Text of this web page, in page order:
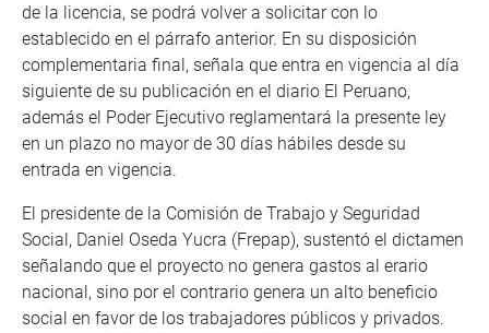
de la licencia, se podrá volver a solicitar con lo
establecido en el párrafo anterior. En su disposición
complementaria final, señala que entra en vigencia al día
siguiente de su publicación en el diario El Peruano,
además el Poder Ejecutivo reglamentará la presente ley
en un plazo no mayor de 30 días hábiles desde su
entrada en vigencia.
El presidente de la Comisión de Trabajo y Seguridad
Social, Daniel Oseda Yucra (Frepap), sustentó el dictamen
señalando que el proyecto no genera gastos al erario
nacional, sino por el contrario genera un alto beneficio
social en favor de los trabajadores públicos y privados.